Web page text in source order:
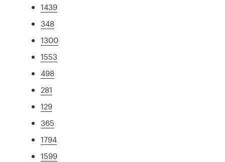
1439
348
1300
1553
498
281
129
365
1794
1599